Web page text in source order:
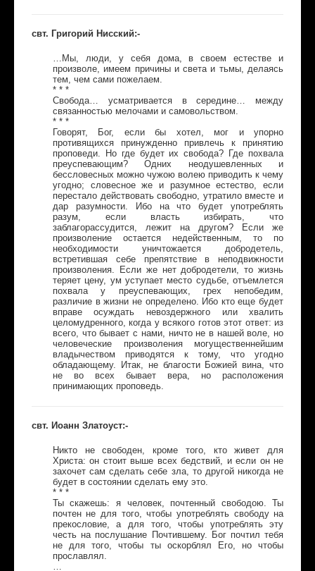
свт. Григорий Нисский:-
…Мы, люди, у себя дома, в своем естестве и
произволе, имеем причины и света и тьмы, делаясь
тем, чем сами пожелаем.
* * *
Свобода… усматривается в середине… между
связанностью мелочами и самовольством.
* * *
Говорят, Бог, если бы хотел, мог и упорно
противящихся принужденно привлечь к принятию
проповеди. Но где будет их свобода? Где похвала
преуспевающим? Одних неодушевленных и
бессловесных можно чужою волею приводить к чему
угодно; словесное же и разумное естество, если
перестало действовать свободно, утратило вместе и
дар разумности. Ибо на что будет употреблять
разум, если власть избирать, что
заблагорассудится, лежит на другом? Если же
произволение остается недейственным, то по
необходимости уничтожается добродетель,
встретившая себе препятствие в неподвижности
произволения. Если же нет добродетели, то жизнь
теряет цену, ум уступает место судьбе, отъемлется
похвала у преуспевающих, грех непобедим,
различие в жизни не определено. Ибо кто еще будет
вправе осуждать невоздержного или хвалить
целомудренного, когда у всякого готов этот ответ: из
всего, что бывает с нами, ничто не в нашей воле, но
человеческие произволения могущественнейшим
владычеством приводятся к тому, что угодно
обладающему. Итак, не благости Божией вина, что
не во всех бывает вера, но расположения
принимающих проповедь.
свт. Иоанн Златоуст:-
Никто не свободен, кроме того, кто живет для
Христа: он стоит выше всех бедствий, и если он не
захочет сам сделать себе зла, то другой никогда не
будет в состоянии сделать ему это.
* * *
Ты скажешь: я человек, почтенный свободою. Ты
почтен не для того, чтобы употреблять свободу на
прекословие, а для того, чтобы употреблять эту
честь на послушание Почтившему. Бог почтил тебя
не для того, чтобы ты оскорблял Его, но чтобы
прославлял.